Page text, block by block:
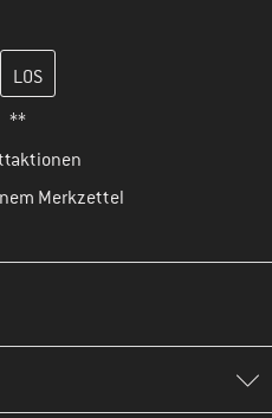
und erstelle im nächsten
**
Merkzettel